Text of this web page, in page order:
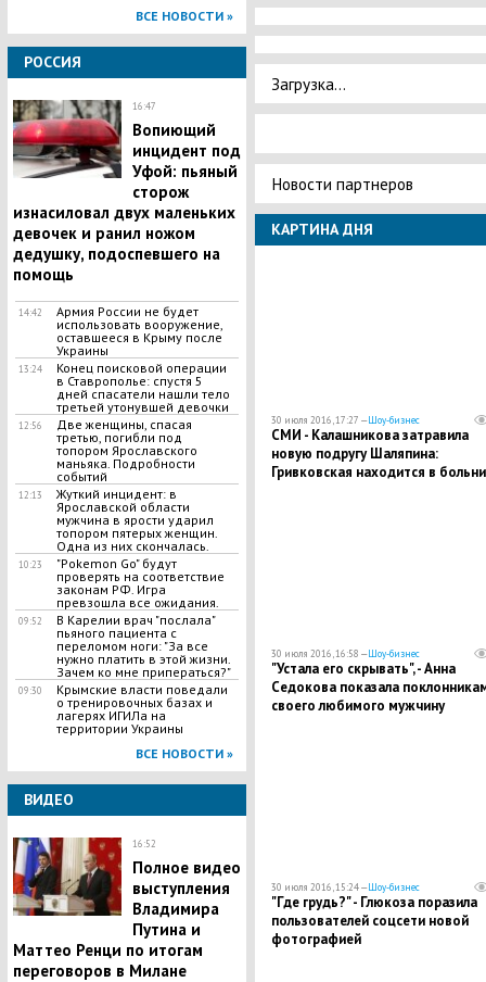
ВСЕ НОВОСТИ »
РОССИЯ
16:47
​Вопиющий
инцидент под
Уфой: пьяный
сторож
изнасиловал двух маленьких
девочек и ранил ножом
дедушку, подоспевшего на
помощь
14:42
Армия России не будет
использовать вооружение,
оставшееся в Крыму после
Украины
13:24
​Конец поисковой операции
в Ставрополье: спустя 5
дней спасатели нашли тело
третьей утонувшей девочки
12:56
Две женщины, спасая
третью, погибли под
топором Ярославского
маньяка. Подробности
событий
12:13
Жуткий инцидент: в
Ярославской области
мужчина в ярости ударил
топором пятерых женщин.
Одна из них скончалась.
10:23
"Pokemon Go" будут
проверять на соответствие
законам РФ. Игра
превзошла все ожидания.
09:52
​В Карелии врач "послала"
пьяного пациента с
переломом ноги: "За все
нужно платить в этой жизни.
Зачем ко мне приператься?"
09:30
Крымские власти поведали
о тренировочных базах и
лагерях ИГИЛа на
территории Украины
ВСЕ НОВОСТИ »
ВИДЕО
16:52
Полное видео
выступления
Владимира
Путина и
Маттео Ренци по итогам
переговоров в Милане
Загрузка...
Новости партнеров
КАРТИНА ДНЯ
30 июля 2016, 17:27 —Шоу-бизнес
СМИ - Калашникова затравила
новую подругу Шаляпина:
Гривковская находится в
30 июля 2016, 16:58 —Шоу-бизнес
"Устала его скрывать", - Анна
Седокова показала
своего любимого мужчину
30 июля 2016, 15:24 —Шоу-бизнес
"Где грудь?" - Глюкоза поразила
пользователей соцсети новой
фотографией